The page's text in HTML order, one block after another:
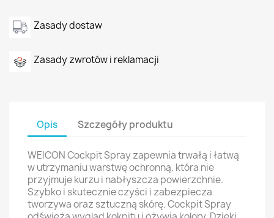
Zasady dostaw
Zasady zwrotów i reklamacji
Opis Szczegóły produktu
WEICON Cockpit Spray zapewnia trwałą i łatwą
w utrzymaniu warstwę ochronną, która nie
przyjmuje kurzu i nabłyszcza powierzchnie.
Szybko i skutecznie czyści i zabezpiecza
tworzywa oraz sztuczną skórę. Cockpit Spray